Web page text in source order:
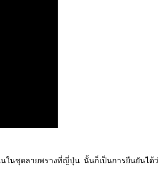
นชุดลายพรางที่ญี่ปุ่น นั้นก็เป็นการยืนยันได้